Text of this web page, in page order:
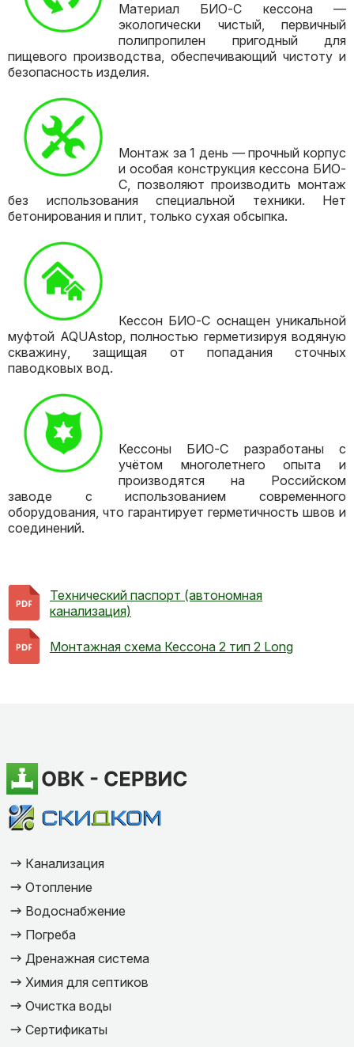
Материал БИО-С кессона —
экологически чистый, первичный
полипропилен пригодный для
пищевого производства, обеспечивающий чистоту и
безопасность изделия.
Монтаж за 1 день — прочный корпус
и особая конструкция кессона БИО-
С, позволяют производить монтаж
без использования специальной техники. Нет
бетонирования и плит, только сухая обсыпка.
Кессон БИО-С оснащен уникальной
муфтой AQUAstop, полностью герметизируя водяную
скважину, защищая от попадания сточных
паводковых вод.
Кессоны БИО-С разработаны с
учётом многолетнего опыта и
производятся на Российском
заводе с использованием современного
оборудования, что гарантирует герметичность швов и
соединений.
Технический паспорт (автономная
канализация)
Монтажная схема Кессона 2 тип 2 Long
Канализация
Отопление
Водоснабжение
Погреба
Дренажная система
Химия для септиков
Очистка воды
Сертификаты